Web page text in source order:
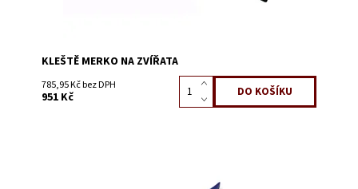
KLEŠTĚ MERKO NA ZVÍŘATA
785,95 Kč bez DPH
951 Kč